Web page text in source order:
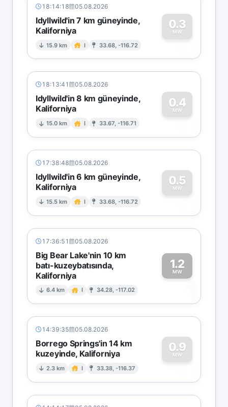
18:14:18 05.08.2026
Idyllwild'in 7 km güneyinde,
Kaliforniya
15.9 km I 33.68, -116.72
0.3
MW
0
18:13:41 05.08.2026
Idyllwild'in 8 km güneyinde,
Kaliforniya
15.0 km I 33.67, -116.71
0.4
MW
0
17:38:48 05.08.2026
Idyllwild'in 6 km güneyinde,
Kaliforniya
15.5 km I 33.68, -116.72
0.5
MW
0
17:36:51 05.08.2026
Big Bear Lake'nin 10 km
batı-kuzeybatısında,
Kaliforniya
6.4 km I 34.28, -117.02
1.2
MW
1
14:39:35 05.08.2026
Borrego Springs'in 14 km
kuzeyinde, Kaliforniya
2.3 km I 33.38, -116.37
0.9
MW
0